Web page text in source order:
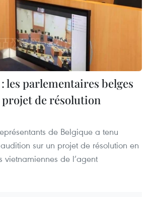
les parlementaires belges
de résolution
de Belgique a tenu
sur un projet de résolution en
vietnamiennes de l’agent